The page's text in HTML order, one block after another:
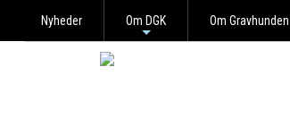
Nyheder Om DGK Om Gravhunden